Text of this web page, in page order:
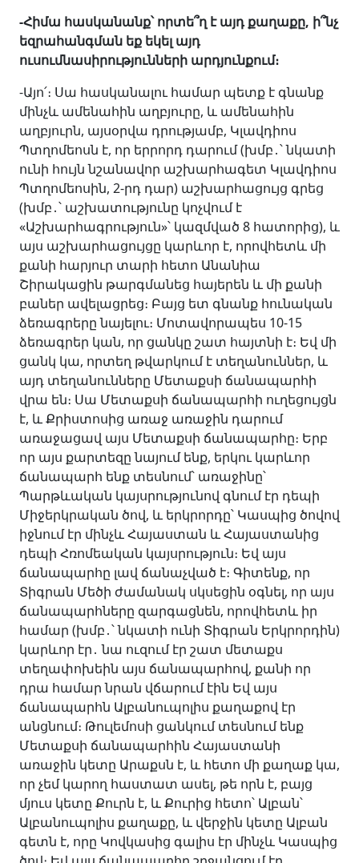
-Հիմա հասկանանք՝ որտե՞ղ է այդ քաղաքը, ի՞նչ
եզրահանգման եք եկել այդ
ուսումնասիրությունների արդյունքում։
-Այո՛։ Սա հասկանալու համար պետք է գնանք
մինչև ամենահին աղբյուրը, և ամենահին
աղբյուրն, այսօրվա դրությամբ, Կլավդիոս
Պտղոմեոսն է, որ երրորդ դարում (խմբ․՝ նկատի
ունի հույն նշանավոր աշխարհագետ Կլավդիոս
Պտղոմեոսին, 2-րդ դար) աշխարհացույց գրեց
(խմբ․՝ աշխատությունը կոչվում է
«Աշխարհագրություն»՝ կազմված 8 հատորից), և
այս աշխարհացույցը կարևոր է, որովհետև մի
քանի հարյուր տարի հետո Անանիա
Շիրակացին թարգմանեց հայերեն և մի քանի
բաներ ավելացրեց։ Բայց ետ գնանք հունական
ձեռագրերը նայելու։ Մոտավորապես 10-15
ձեռագրեր կան, որ ցանկը շատ հայտնի է։ Եվ մի
ցանկ կա, որտեղ թվարկում է տեղանուններ, և
այդ տեղանունները Մետաքսի ճանապարհի
վրա են։ Սա Մետաքսի ճանապարհի ուղեցույցն
է, և Քրիստոսից առաջ առաջին դարում
առաջացավ այս Մետաքսի ճանապարհը։ Երբ
որ այս քարտեզը նայում ենք, երկու կարևոր
ճանապարհ ենք տեսնում՝ առաջինը՝
Պարթևական կայսրությունով գնում էր դեպի
Միջերկրական ծով, և երկրորդը՝ Կասպից ծովով
իջնում էր մինչև Հայաստան և Հայաստանից
դեպի Հռոմեական կայսրություն։ Եվ այս
ճանապարհը լավ ճանաչված է։ Գիտենք, որ
Տիգրան Մեծի ժամանակ սկսեցին օգնել, որ այս
ճանապարհները զարգացնեն, որովհետև իր
համար (խմբ․՝ նկատի ունի Տիգրան Երկրորդին)
կարևոր էր․ նա ուզում էր շատ մետաքս
տեղափոխեին այս ճանապարհով, քանի որ
դրա համար նրան վճարում էին Եվ այս
ճանապարհն Ալբանուպոլիս քաղաքով էր
անցնում։ Թուլեմոսի ցանկում տեսնում ենք
Մետաքսի ճանապարհին Հայաստանի
առաջին կետը Արաքսն է, և հետո մի քաղաք կա,
որ չեմ կարող հաստատ ասել, թե որն է, բայց
մյուս կետը Քուրն է, և Քուրից հետո՝ Ալբան՝
Ալբանուպոլիս քաղաքը, և վերջին կետը Ալբան
գետն է, որը Կովկասից գալիս էր մինչև Կասպից